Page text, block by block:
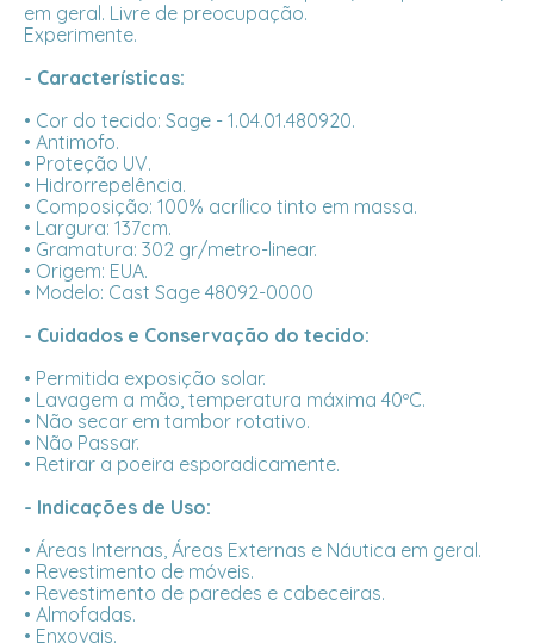
em geral. Livre de preocupação.
Experimente.
- Características:
• Cor do tecido: Sage - 1.04.01.480920.
• Antimofo.
• Proteção UV.
• Hidrorrepelência.
• Composição: 100% acrílico tinto em massa.
• Largura: 137cm.
• Gramatura: 302 gr/metro-linear.
• Origem: EUA.
• Modelo: Cast Sage 48092-0000
- Cuidados e Conservação do tecido:
• Permitida exposição solar.
• Lavagem a mão, temperatura máxima 40ºC.
• Não secar em tambor rotativo.
• Não Passar.
• Retirar a poeira esporadicamente.
- Indicações de Uso:
• Áreas Internas, Áreas Externas e Náutica em geral.
• Revestimento de móveis.
• Revestimento de paredes e cabeceiras.
• Almofadas.
• Enxovais.